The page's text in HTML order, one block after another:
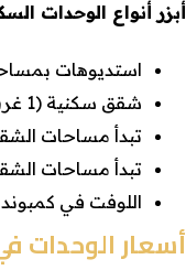
أبزر أنواع الوحدات
استديوهات بمساحات
شقق سكنية (1 غرف نوم) بمساحات تبدأ من 78 متر.
تبدأ مساحات الشقق (2 غرف نوم) من
تبدأ مساحات الشقق (3 غرف نوم) من 155
اللوفت في كمبوند J East يبدأ من 240 متر مربع.
أسعار